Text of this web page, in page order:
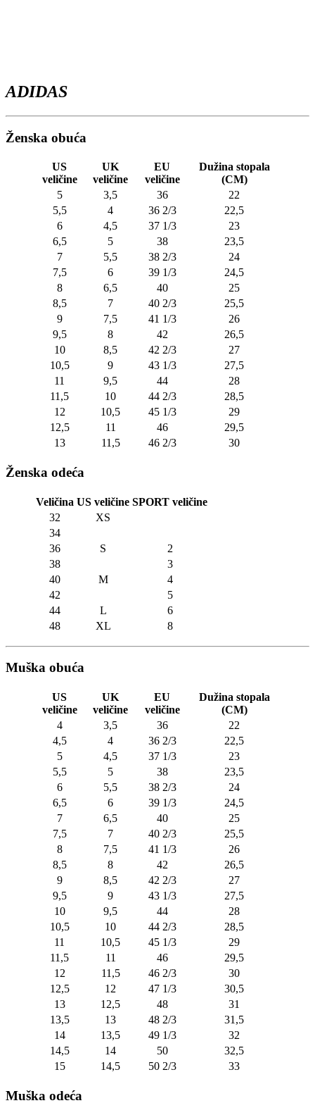
ADIDAS
Ženska obuća
US
veličine
UK
veličine
EU
veličine
Dužina stopala
(CM)
5
3,5 36
22
5,5
4 36 2/3
22,5
6
4,5 37 1/3
23
6,5
5 38
23,5
7
5,5 38 2/3
24
7,5
6 39 1/3
24,5
8
6,5 40
25
8,5
7 40 2/3
25,5
9
7,5 41 1/3
26
9,5
8 42
26,5
10
8,5 42 2/3
27
10,5
9 43 1/3
27,5
11
9,5 44
28
11,5
10 44 2/3
28,5
12
10,5 45 1/3
29
12,5
11 46
29,5
13
11,5 46 2/3 30
Ženska odeća
Veličina US veličine SPORT veličine
32
XS
34
36
S
2
38
3
40
M
4
42
5
44
L
6
48
XL 8
Muška obuća
US
veličine
UK
veličine
EU
veličine
Dužina stopala
(CM)
4
3,5 36
22
4,5
4 36 2/3
22,5
5
4,5 37 1/3
23
5,5
5 38
23,5
6
5,5 38 2/3
24
6,5
6 39 1/3
24,5
7
6,5 40
25
7,5
7 40 2/3
25,5
8
7,5 41 1/3
26
8,5
8 42
26,5
9
8,5 42 2/3
27
9,5
9 43 1/3
27,5
10
9,5 44
28
10,5
10 44 2/3
28,5
11
10,5 45 1/3
29
11,5
11 46
29,5
12
11,5 46 2/3
30
12,5
12 47 1/3
30,5
13
12,5 48
31
13,5
13 48 2/3
31,5
14
13,5 49 1/3
32
14,5
14 50
32,5
15
14,5 50 2/3 33
Muška odeća